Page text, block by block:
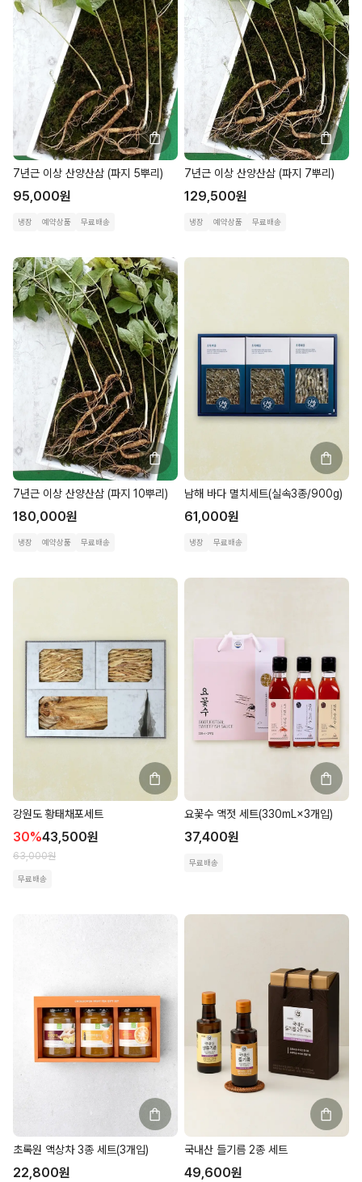
7년근 이상 산양산삼 (파지 5뿌리)
95,000원
냉장 예약상품 무료배송
7년근 이상 산양산삼 (파지 7뿌리)
129,500원
냉장 예약상품 무료배송
7년근 이상 산양산삼 (파지 10뿌리)
180,000원
냉장 예약상품 무료배송
남해 바다 멸치세트(실속3종/900g)
61,000원
냉장 무료배송
강원도 황태채포세트
30%43,500원
63,000원
무료배송
요꽃수 액젓 세트(330mL×3개입)
37,400원
무료배송
초록원 액상차 3종 세트(3개입)
22,800원
국내산 들기름 2종 세트
49,600원